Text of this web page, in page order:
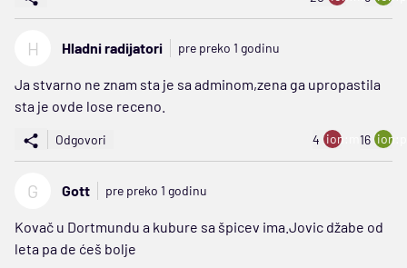
H Hladni radijatori pre preko 1 godinu
Ja stvarno ne znam sta je sa adminom,zena ga upropastila
sta je ovde lose receno.
Odgovori 4 ion:minus
16
G Gott pre preko 1 godinu
Kovač u Dortmundu a kubure sa špicev ima.Jovic džabe od
leta pa de ćeš bolje